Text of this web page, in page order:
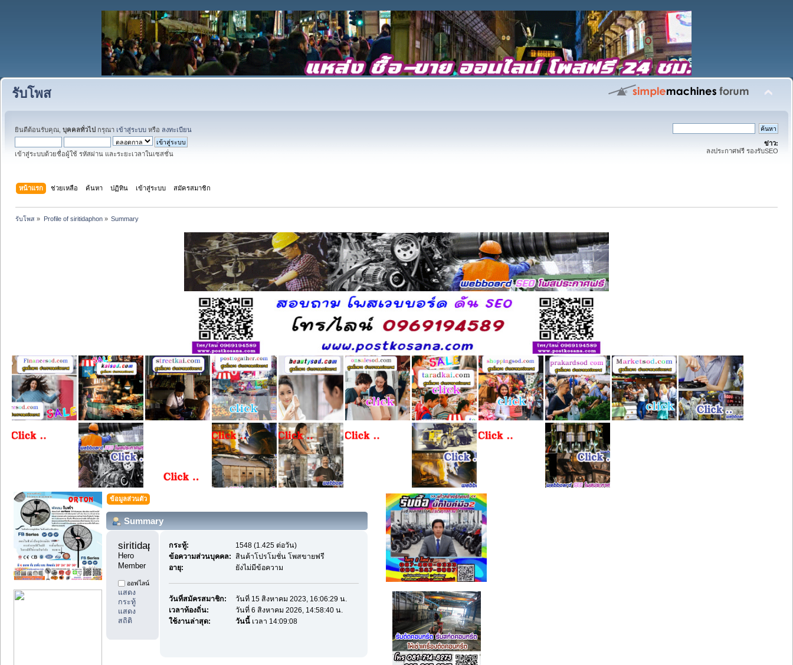
รับโพส
ยินดีต้อนรับคุณ, บุคคลทั่วไป กรุณา เข้าสู่ระบบ หรือ ลงทะเบียน
เข้าสู่ระบบด้วยชื่อผู้ใช้ รหัสผ่าน และระยะเวลาในเซสชั่น
ข่าว:
ลงประกาศฟรี รองรับSEO
หน้าแรก ช่วยเหลือ ค้นหา ปฏิทิน เข้าสู่ระบบ สมัครสมาชิก
รับโพส » Profile of siritidaphon» Summary
ข้อมูลส่วนตัว
Summary
siritidaphon
Hero
Member
ออฟไลน์
แสดง
กระทู้
แสดง
สถิติ
กระทู้:
1548 (1.425 ต่อวัน)
ข้อความส่วนบุคคล:
สินค้าโปรโมชั่น โพสขายฟรี
อายุ:
ยังไม่มีข้อความ
วันที่สมัครสมาชิก:
วันที่ 15 สิงหาคม 2023, 16:06:29 น.
เวลาท้องถิ่น:
วันที่ 6 สิงหาคม 2026, 14:58:40 น.
ใช้งานล่าสุด:
วันนี้เวลา 14:09:08